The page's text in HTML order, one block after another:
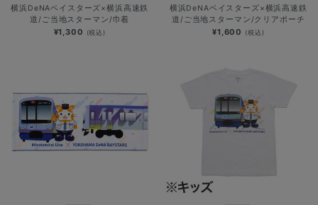
横浜DeNAベイスターズ×横浜高速鉄
道/ご当地スターマン/巾着
¥1,300 (税込)
横浜DeNAベイスターズ×横浜高速鉄
道/ご当地スターマン/クリアポーチ
¥1,600 (税込)